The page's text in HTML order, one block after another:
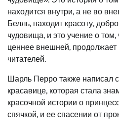
находится внутри, а не во
Белль, находит красоту,
чудовища, и это учение о том,
ценнее внешней, продолжает
читателей.
Шарль Перро также написал
красавице, которая стала
красочной истории о
спячкой, и ее спасении от